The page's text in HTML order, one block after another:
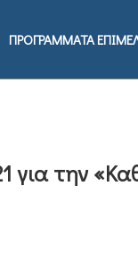
ΠΡΟΓΡΑΜΜΑΤΑ
για την